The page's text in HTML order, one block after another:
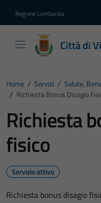
Regione Lombardia
Città di
Home / Servizi / Salute,
/ Richiesta Bonus Disagio
Richiesta
fisico
Servizio attivo
Richiesta bonus disagio